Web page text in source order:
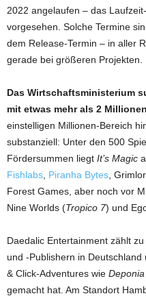
2022 angelaufen – das
vorgesehen. Solche Termine
dem Release-Termin – in aller
gerade bei größeren Projekten.
Das Wirtschaftsministerium
mit etwas mehr als 2
einstelligen Millionen-Bereich
substanziell: Unter den 500
Fördersummen liegt It’s Magic
Fishlabs Piranha Bytes ,
Forest Games, aber noch vor
Nine Worlds (Tropico 7) und
Daedalic Entertainment zählt zu
und -Publishern in
& Click-Adventures wie Deponia
gemacht hat. Am Standort